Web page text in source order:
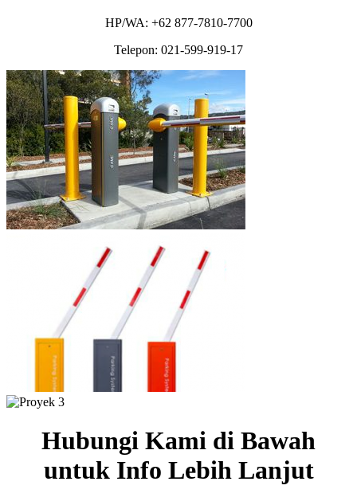
HP/WA: +62 877-7810-7700
Telepon: 021-599-919-17
Hubungi Kami di Bawah
untuk Info Lebih Lanjut